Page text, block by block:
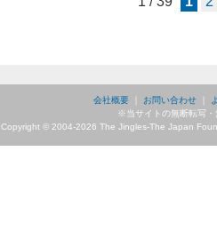
会社概要｜ お問い合わせ｜
※当サイトの無断転写・
Copyright © 2004-2026 The Jingles-The Japan